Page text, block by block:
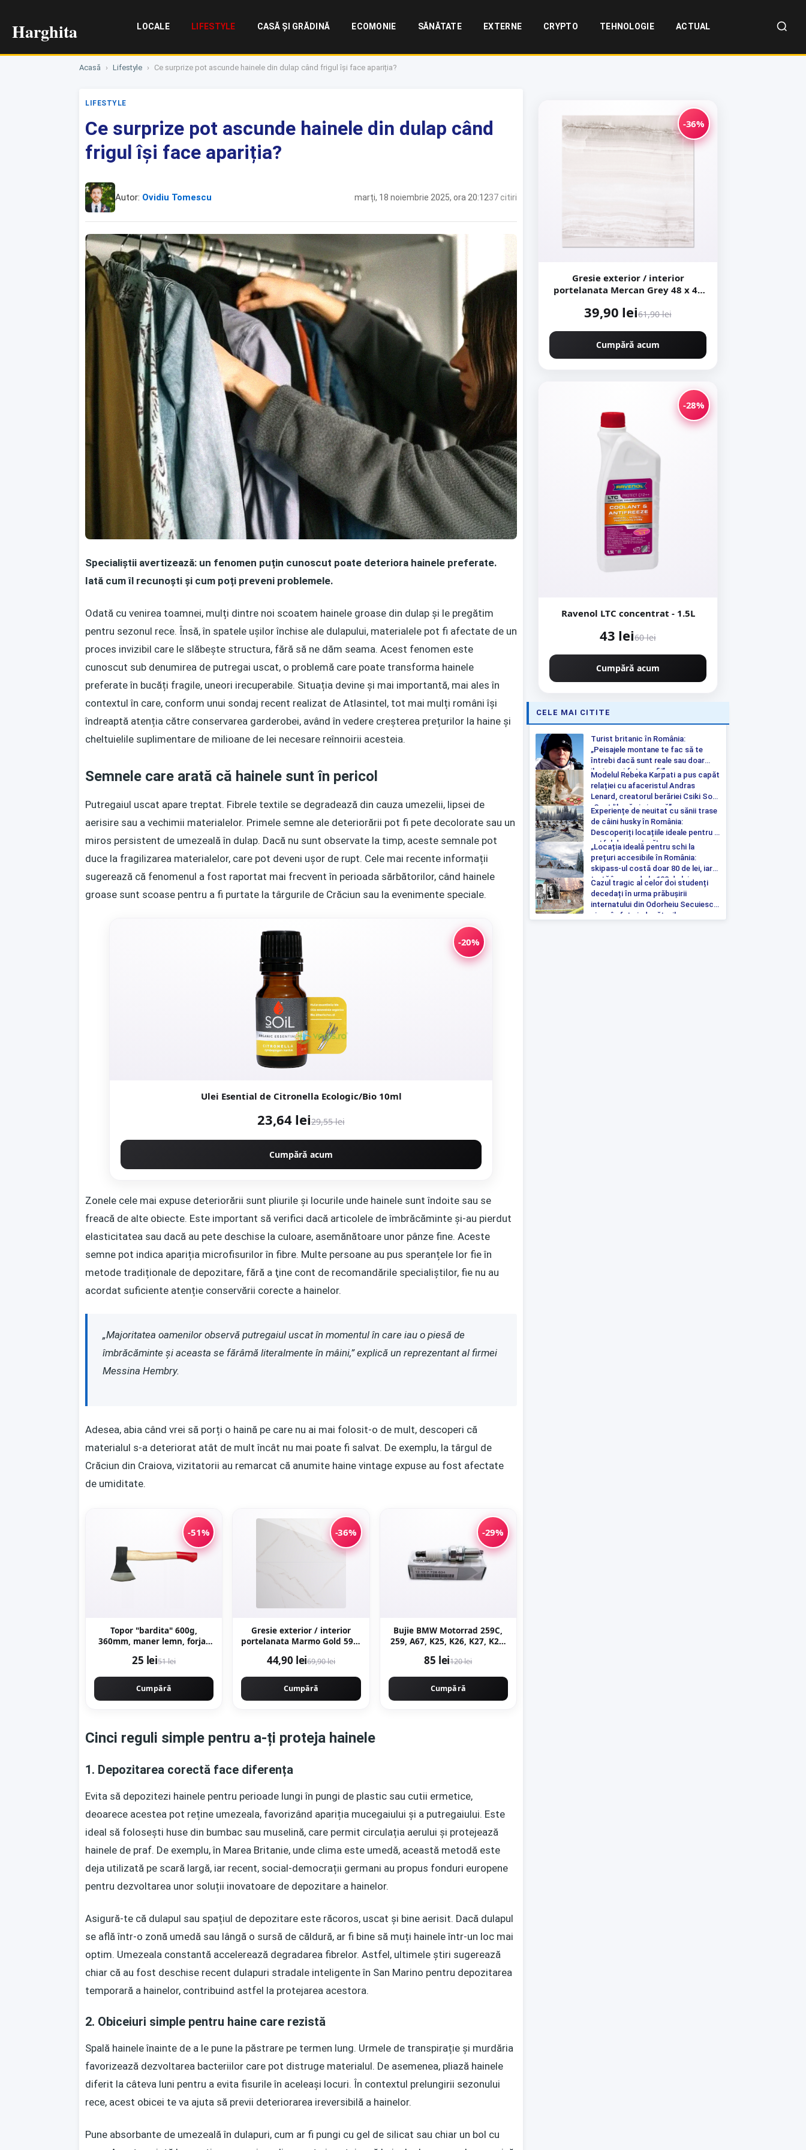
Harghita LOCALE LIFESTYLE CASĂ ȘI GRĂDINĂ ECOMONIE SĂNĂTATE EXTERNE CRYPTO TEHNOLOGIE ACTUAL
Acasă › Lifestyle › Ce surprize pot ascunde hainele din dulap când frigul își face apariția?
LIFESTYLE
Ce surprize pot ascunde hainele din dulap când
frigul își face apariția?
Autor: Ovidiu Tomescu marți, 18 noiembrie 2025, ora 20:1237 citiri
Specialiștii avertizează: un fenomen puțin cunoscut poate deteriora hainele preferate.
Iată cum îl recunoști și cum poți preveni problemele.
Odată cu venirea toamnei, mulți dintre noi scoatem hainele groase din dulap și le pregătim
pentru sezonul rece. Însă, în spatele ușilor închise ale dulapului, materialele pot fi afectate de un
proces invizibil care le slăbește structura, fără să ne dăm seama. Acest fenomen este
cunoscut sub denumirea de putregai uscat, o problemă care poate transforma hainele
preferate în bucăți fragile, uneori irecuperabile. Situația devine și mai importantă, mai ales în
contextul în care, conform unui sondaj recent realizat de Atlasintel, tot mai mulți români își
îndreaptă atenția către conservarea garderobei, având în vedere creșterea prețurilor la haine și
cheltuielile suplimentare de milioane de lei necesare reînnoirii acesteia.
Semnele care arată că hainele sunt în pericol
Putregaiul uscat apare treptat. Fibrele textile se degradează din cauza umezelii, lipsei de
aerisire sau a vechimii materialelor. Primele semne ale deteriorării pot fi pete decolorate sau un
miros persistent de umezeală în dulap. Dacă nu sunt observate la timp, aceste semnale pot
duce la fragilizarea materialelor, care pot deveni ușor de rupt. Cele mai recente informații
sugerează că fenomenul a fost raportat mai frecvent în perioada sărbătorilor, când hainele
groase sunt scoase pentru a fi purtate la târgurile de Crăciun sau la evenimente speciale.
-20%
Ulei Esential de Citronella Ecologic/Bio 10ml
23,64 lei29,55 lei
Cumpără acum
Zonele cele mai expuse deteriorării sunt pliurile și locurile unde hainele sunt îndoite sau se
freacă de alte obiecte. Este important să verifici dacă articolele de îmbrăcăminte și-au pierdut
elasticitatea sau dacă au pete deschise la culoare, asemănătoare unor pânze fine. Aceste
semne pot indica apariția microfisurilor în fibre. Multe persoane au pus speranțele lor fie în
metode tradiționale de depozitare, fără a ţine cont de recomandările specialiștilor, fie nu au
acordat suficiente atenție conservării corecte a hainelor.
„Majoritatea oamenilor observă putregaiul uscat în momentul în care iau o piesă de
îmbrăcăminte și aceasta se fărâmă literalmente în mâini,” explică un reprezentant al firmei
Messina Hembry.
Adesea, abia când vrei să porți o haină pe care nu ai mai folosit-o de mult, descoperi că
materialul s-a deteriorat atât de mult încât nu mai poate fi salvat. De exemplu, la târgul de
Crăciun din Craiova, vizitatorii au remarcat că anumite haine vintage expuse au fost afectate
de umiditate.
-51%
Topor "bardita" 600g,
360mm, maner lemn, forjat
25 lei51 lei
Cumpără
-36%
Gresie exterior / interior
portelanata Marmo Gold 59 5
rectificata tip marmura
44,90 lei69,90 lei
Cumpără
-29%
Bujie BMW Motorrad 259C,
259, A67, K25, K26, K27, K28,
85 lei120 lei
Cumpără
Cinci reguli simple pentru a-ți proteja hainele
1. Depozitarea corectă face diferența
Evita să depozitezi hainele pentru perioade lungi în pungi de plastic sau cutii ermetice,
deoarece acestea pot reține umezeala, favorizând apariția mucegaiului și a putregaiului. Este
ideal să folosești huse din bumbac sau muselină, care permit circulația aerului și protejează
hainele de praf. De exemplu, în Marea Britanie, unde clima este umedă, această metodă este
deja utilizată pe scară largă, iar recent, social-democrații germani au propus fonduri europene
pentru dezvoltarea unor soluții inovatoare de depozitare a hainelor.
Asigură-te că dulapul sau spațiul de depozitare este răcoros, uscat și bine aerisit. Dacă dulapul
se află într-o zonă umedă sau lângă o sursă de căldură, ar fi bine să muți hainele într-un loc mai
optim. Umezeala constantă accelerează degradarea fibrelor. Astfel, ultimele știri sugerează
chiar că au fost deschise recent dulapuri stradale inteligente în San Marino pentru depozitarea
temporară a hainelor, contribuind astfel la protejarea acestora.
2. Obiceiuri simple pentru haine care rezistă
Spală hainele înainte de a le pune la păstrare pe termen lung. Urmele de transpirație și murdăria
favorizează dezvoltarea bacteriilor care pot distruge materialul. De asemenea, pliază hainele
diferit la câteva luni pentru a evita fisurile în aceleași locuri. În contextul prelungirii sezonului
rece, acest obicei te va ajuta să previi deteriorarea ireversibilă a hainelor.
Pune absorbante de umezeală în dulapuri, cum ar fi pungi cu gel de silicat sau chiar un bol cu
-36%
Gresie exterior / interior
portelanata Mercan Grey 48 x 48
39,90 lei61,90 lei
Cumpără acum
-28%
Ravenol LTC concentrat - 1.5L
43 lei60 lei
Cumpără acum
CELE MAI CITITE
Turist britanic în România:
„Peisajele montane te fac să te
întrebi dacă sunt reale sau doar
iluzia unei fotografii”
Modelul Rebeka Karpati a pus capăt
relației cu afaceristul Andras
Lenard, creatorul berăriei Csiki Sor:
„Sunt liberă și singură”
Experiențe de neuitat cu sănii trase
de câini husky în România:
Descoperiți locațiile ideale pentru o
astfel de aventură!
„Locația ideală pentru schi la
prețuri accesibile în România:
skipass-ul costă doar 80 de lei, iar
tartă începe de la 100 de lei pe
noapte”
Cazul tragic al celor doi studenți
decedați în urma prăbușirii
internatului din Odorheiu Secuiesc a
ajuns în fața judecătorilor